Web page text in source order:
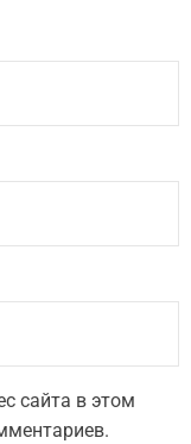
сайта в этом